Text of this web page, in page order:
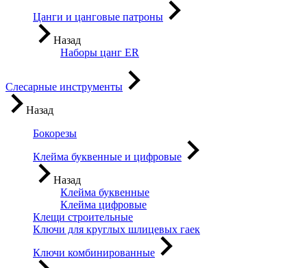
Цанги и цанговые патроны
Назад
Наборы цанг ER
Слесарные инструменты
Назад
Бокорезы
Клейма буквенные и цифровые
Назад
Клейма буквенные
Клейма цифровые
Клещи строительные
Ключи для круглых шлицевых гаек
Ключи комбинированные